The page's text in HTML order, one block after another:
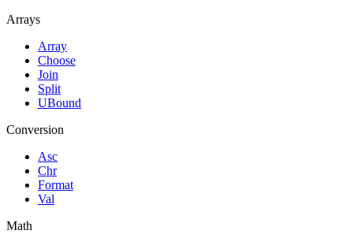
Arrays
Array
Choose
Join
Split
UBound
Conversion
Asc
Chr
Format
Val
Math